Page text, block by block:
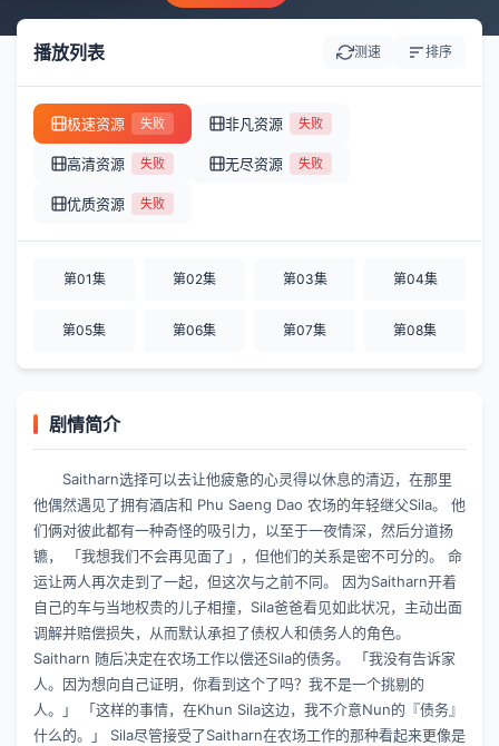
播放列表 测速 排序
极速资源 失败 非凡资源 失败
高清资源 失败 无尽资源 失败
优质资源 失败
第01集 第02集 第03集 第04集
第05集 第06集 第07集 第08集
剧情简介
Saitharn选择可以去让他疲惫的心灵得以休息的清迈，在那里
他偶然遇见了拥有酒店和 Phu Saeng Dao 农场的年轻继父Sila。 他
们俩对彼此都有一种奇怪的吸引力，以至于一夜情深，然后分道扬
镳， 「我想我们不会再见面了」，但他们的关系是密不可分的。 命
运让两人再次走到了一起，但这次与之前不同。 因为Saitharn开着
自己的车与当地权贵的儿子相撞，Sila爸爸看见如此状况，主动出面
调解并赔偿损失，从而默认承担了债权人和债务人的角色。
Saitharn 随后决定在农场工作以偿还Sila的债务。 「我没有告诉家
人。因为想向自己证明，你看到这个了吗？我不是一个挑剔的
人。」 「这样的事情，在Khun Sila这边，我不介意Nun的『债务』
什么的。」 Sila尽管接受了Saitharn在农场工作的那种看起来更像是